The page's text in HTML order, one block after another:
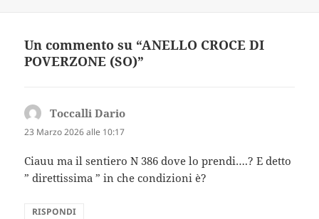
Un commento su “ANELLO CROCE DI
POVERZONE (SO)”
Toccalli Dario
23 Marzo 2026 alle 10:17
Ciauu ma il sentiero N 386 dove lo prendi….? E detto
” direttissima ” in che condizioni è?
RISPONDI